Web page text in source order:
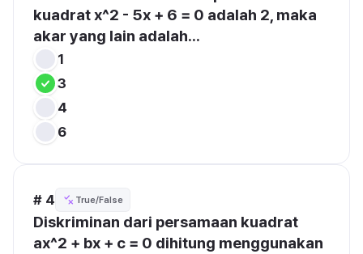
kuadrat x^2 - 5x + 6 = 0 adalah 2, maka
akar yang lain adalah...
1
3
4
6
# 4 True/False
Diskriminan dari persamaan kuadrat
ax^2 + bx + c = 0 dihitung menggunakan